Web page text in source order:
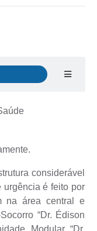
considerável
urgência é feito por
na área central e
“Dr. Édison